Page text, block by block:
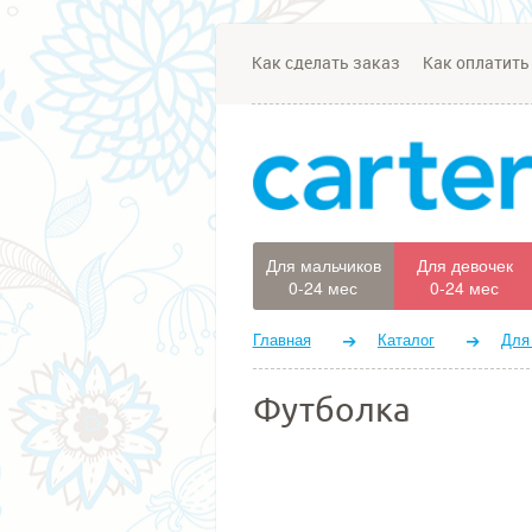
Как сделать заказ Как оплатить
Для мальчиков
0-24 мес
Для девочек
0-24 мес
Главная Каталог Для
Футболка